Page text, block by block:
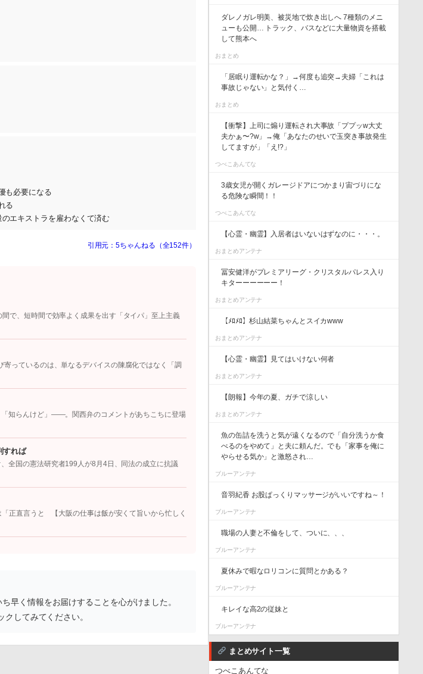
も必要になる
る
エキストラを雇わなくて済む
引用元：5ちゃんねる（全152件）
で、短時間で効率よく成果を出す「タイパ」至上主義
っているのは、単なるデバイスの陳腐化ではなく「調
「知らんけど」――。関西弁のコメントがあちこちに登場
すれば
全国の憲法研究者199人が8月4日、同法の成立に抗議
正直言うと 【大阪の仕事は飯が安くて旨いから忙しく
情報をお届けすることを心がけました。
してみてください。
ダレノガレ明美、被災地で炊き出しへ 7種類のメニ
ューも公開… トラック、バスなどに大量物資を搭載
して熊本へ
おまとめ
「居眠り運転かな？」→何度も追突→夫婦「これは
事故じゃない」と気付く…
おまとめ
【衝撃】上司に煽り運転され大事故「ププッw大丈
夫かぁ〜?w」→俺「あなたのせいで玉突き事故発生
してますが」「え!?」
つべこあんてな
3歳女児が開くガレージドアにつかまり宙づりにな
る危険な瞬間！！
つべこあんてな
【心霊・幽霊】入居者はいないはずなのに・・・。
おまとめアンテナ
冨安健洋がプレミアリーグ・クリスタルパレス入り
キターーーーーー！
おまとめアンテナ
【ﾒﾛﾒﾛ】杉山結菜ちゃんとスイカwww
おまとめアンテナ
【心霊・幽霊】見てはいけない何者
おまとめアンテナ
【朗報】今年の夏、ガチで涼しい
おまとめアンテナ
魚の缶詰を洗うと気が遠くなるので「自分洗うか食
べるのをやめて」と夫に頼んだ。でも「家事を俺に
やらせる気か」と激怒され…
ブルーアンテナ
音羽紀香 お股ぱっくりマッサージがいいですね～！
ブルーアンテナ
職場の人妻と不倫をして、ついに、、、
ブルーアンテナ
夏休みで暇なロリコンに質問とかある？
ブルーアンテナ
キレイな高2の従妹と
ブルーアンテナ
まとめサイト一覧
つべこあんてな